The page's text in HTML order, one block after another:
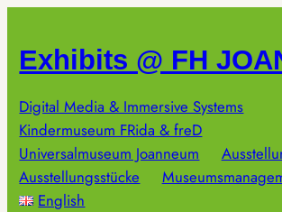
springen
Exhibits @ FH
Digital Media & Immersive Systems
Kindermuseum FRida & freD
Universalmuseum Joanneum
Ausstellungsstücke
English